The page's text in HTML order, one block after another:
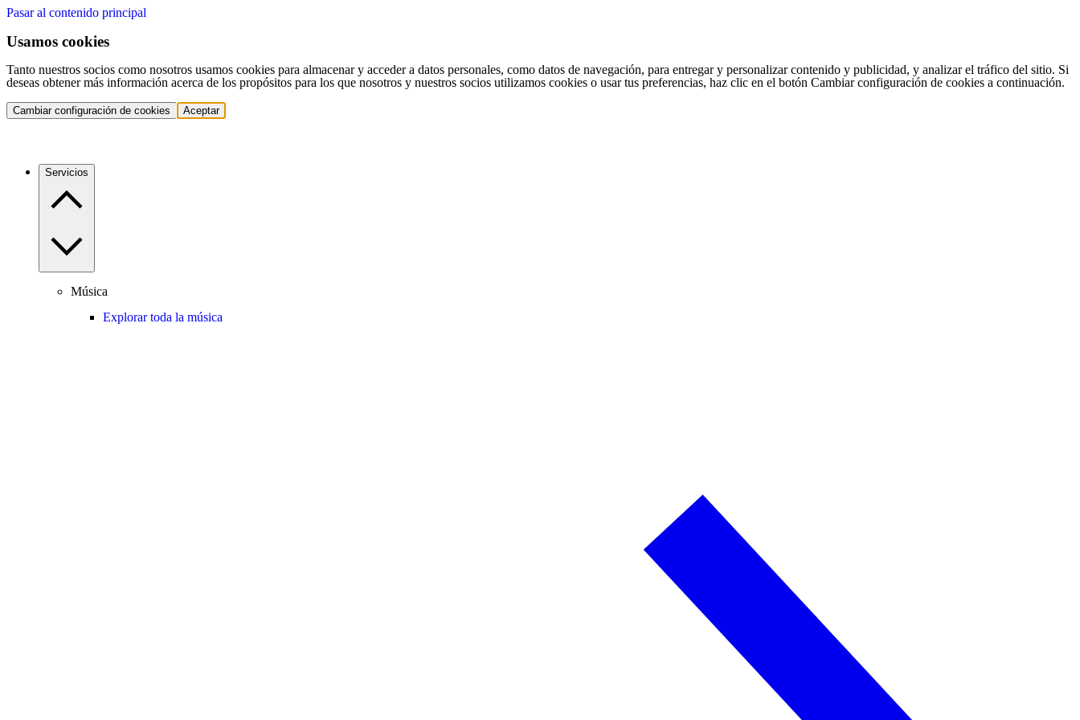
Pasar al contenido principal
Usamos cookies
Tanto nuestros socios como nosotros usamos cookies para almacenar y acceder a datos personales, como datos de navegación, para entregar y personalizar contenido y publicidad, y analizar el tráfico del sitio. Si
deseas obtener más información acerca de los propósitos para los que nosotros y nuestros socios utilizamos cookies o usar tus preferencias, haz clic en el botón Cambiar configuración de cookies a continuación.
Cambiar configuración de cookies Aceptar
Servicios
Música
Explorar toda la música